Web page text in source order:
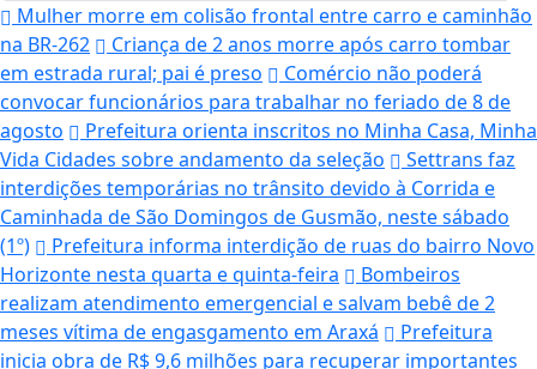
Mulher morre em colisão frontal entre carro e caminhão
na BR-262
Criança de 2 anos morre após carro tombar
em estrada rural; pai é preso
Comércio não poderá
convocar funcionários para trabalhar no feriado de 8 de
agosto
Prefeitura orienta inscritos no Minha Casa, Minha
Vida Cidades sobre andamento da seleção
Settrans faz
interdições temporárias no trânsito devido à Corrida e
Caminhada de São Domingos de Gusmão, neste sábado
(1º)
Prefeitura informa interdição de ruas do bairro Novo
Horizonte nesta quarta e quinta-feira
Bombeiros
realizam atendimento emergencial e salvam bebê de 2
meses vítima de engasgamento em Araxá
Prefeitura
inicia obra de R$ 9,6 milhões para recuperar importantes